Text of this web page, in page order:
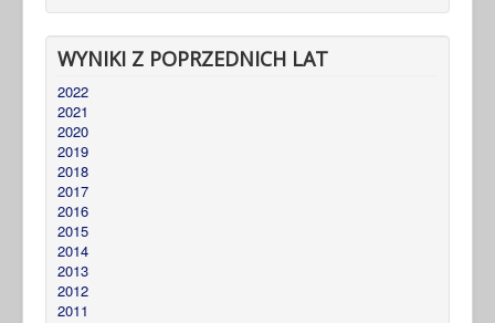
WYNIKI Z POPRZEDNICH LAT
2022
2021
2020
2019
2018
2017
2016
2015
2014
2013
2012
2011